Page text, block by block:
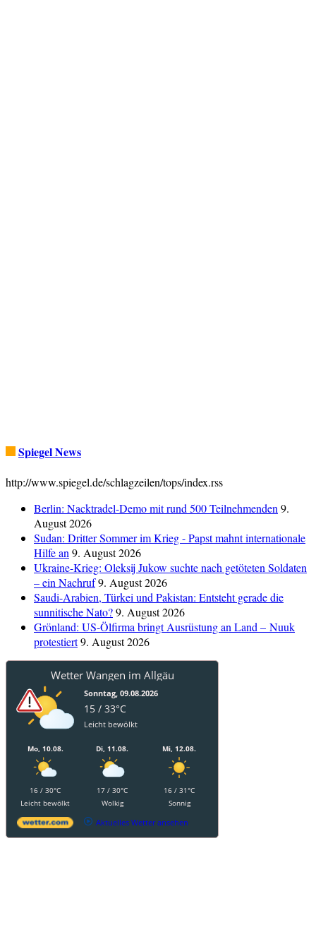
Spiegel News
http://www.spiegel.de/schlagzeilen/tops/index.rss
Berlin: Nacktradel-Demo mit rund 500 Teilnehmenden9.
August 2026
Sudan: Dritter Sommer im Krieg - Papst mahnt internationale
Hilfe an9. August 2026
Ukraine-Krieg: Oleksij Jukow suchte nach getöteten Soldaten
– ein Nachruf9. August 2026
Saudi-Arabien, Türkei und Pakistan: Entsteht gerade die
sunnitische Nato?9. August 2026
Grönland: US-Ölfirma bringt Ausrüstung an Land – Nuuk
protestiert9. August 2026
Wetter Wangen im Allgäu
Sonntag, 09.08.2026
15 / 33°C
Leicht bewölkt
Mo, 10.08.
16 / 30°C
Leicht bewölkt
Di, 11.08.
17 / 30°C
Wolkig
Mi, 12.08.
16 / 31°C
Sonnig
Aktuelles Wetter ansehen